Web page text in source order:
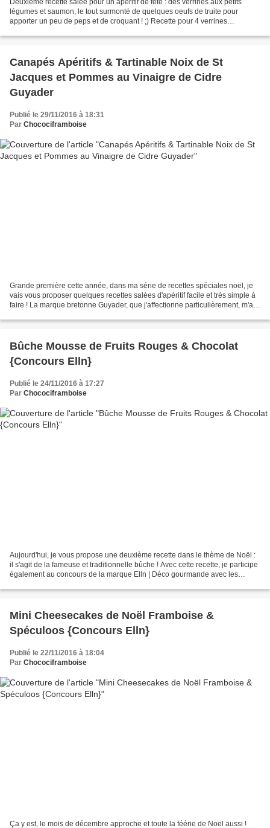
légumes et saumon, le tout surmonté de quelques oeufs de truite pour
apporter un peu de peps et de croquant ! ;) Recette pour 4 verrines
Canapés Apéritifs & Tartinable Noix de St
Jacques et Pommes au Vinaigre de Cidre
Guyader
Publié le 29/11/2016 à 18:31
Par Chocociframboise
Grande première cette année, dans ma série de recettes spéciales noël, je
vais vous proposer quelques recettes salées d'apéritif facile et très simple à
faire ! La marque bretonne Guyader, que j'affectionne particulièrement, m'a
Bûche Mousse de Fruits Rouges & Chocolat
{Concours Elln}
Publié le 24/11/2016 à 17:27
Par Chocociframboise
Aujourd'hui, je vous propose une deuxième recette dans le thème de Noël :
il s'agit de la fameuse et traditionnelle bûche ! Avec cette recette, je participe
également au concours de la marque Elln | Déco gourmande avec les
Mini Cheesecakes de Noël Framboise &
Spéculoos {Concours Elln}
Publié le 22/11/2016 à 18:04
Par Chocociframboise
Ça y est, le mois de décembre approche et toute la féérie de Noël aussi !